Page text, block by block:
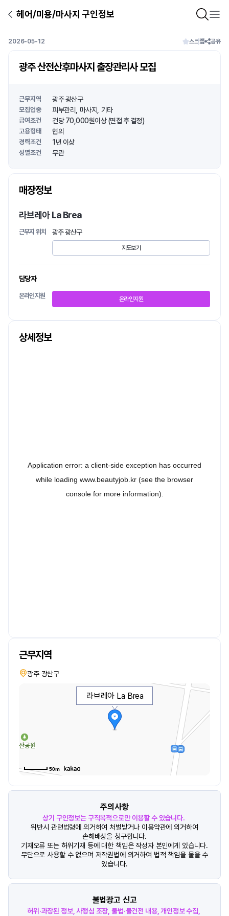
헤어/미용/마사지 구인정보
2026-05-12 스크랩 공유
광주 산전산후마사지 출장관리사 모집
근무지역 광주 광산구
모집업종 피부관리 마사지 기타
급여조건 건당 70,000원이상 (면접 후 결정)
고용형태 협의
경력조건 1년 이상
성별조건 무관
매장정보
라브레아 La Brea
근무지 위치 광주 광산구
지도보기
담당자
온라인지원 온라인지원
상세정보
근무지역
광주 광산구
라브레아 La Brea
50m
주의사항
상기 구인정보는 구직목적으로만 이용할 수 있습니다.
위반시 관련법령에 의거하여 처벌받거나 이용약관에 의거하여
손해배상을 청구합니다.
기재오류 또는 허위기재 등에 대한 책임은 작성자 본인에게 있습니다.
무단으로 사용할 수 없으며 저작권법에 의거하여 법적 책임을 물을 수
있습니다.
불법광고 신고
허위·과장된 정보, 사행심 조장, 불법·불건전 내용, 개인정보 수집,